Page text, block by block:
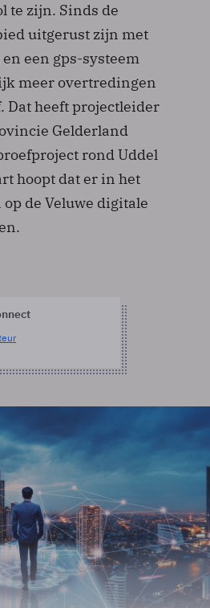
te zijn. Sinds de
uitgerust zijn met
een gps-systeem
meer overtredingen
Dat heeft projectleider
Gelderland
rond Uddel
hoopt dat er in het
de Veluwe digitale